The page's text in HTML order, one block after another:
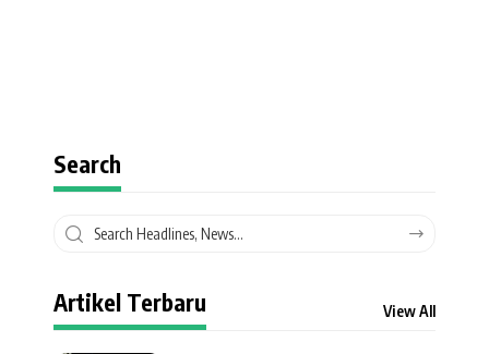
Search
Artikel Terbaru View All